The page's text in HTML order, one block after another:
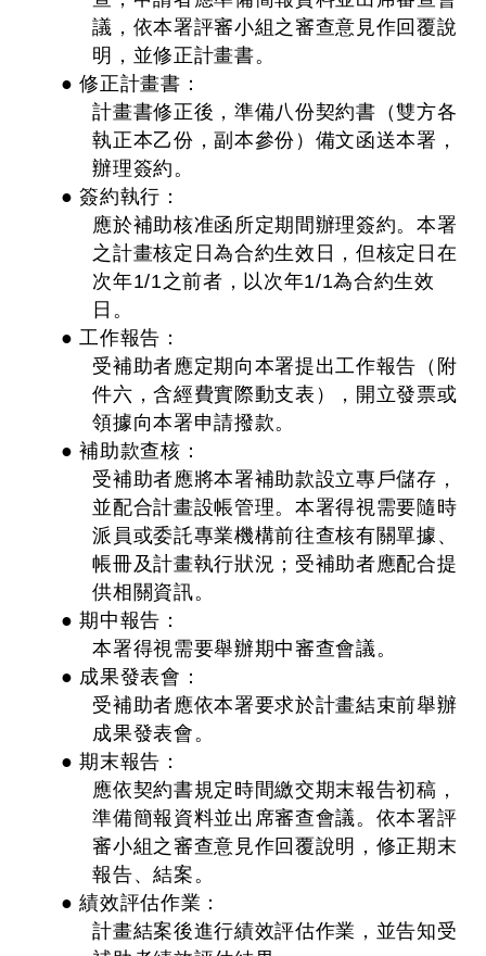
議，依本署評審小組之審查意見作回覆說
明，並修正計畫書。
● 修正計畫書：
計畫書修正後，準備八份契約書（雙方各
執正本乙份，副本參份）備文函送本署，
辦理簽約。
● 簽約執行：
應於補助核准函所定期間辦理簽約。本署
之計畫核定日為合約生效日，但核定日在
次年1/1之前者，以次年1/1為合約生效
日。
● 工作報告：
受補助者應定期向本署提出工作報告（附
件六，含經費實際動支表），開立發票或
領據向本署申請撥款。
● 補助款查核：
受補助者應將本署補助款設立專戶儲存，
並配合計畫設帳管理。本署得視需要隨時
派員或委託專業機構前往查核有關單據、
帳冊及計畫執行狀況；受補助者應配合提
供相關資訊。
● 期中報告：
本署得視需要舉辦期中審查會議。
● 成果發表會：
受補助者應依本署要求於計畫結束前舉辦
成果發表會。
● 期末報告：
應依契約書規定時間繳交期末報告初稿，
準備簡報資料並出席審查會議。依本署評
審小組之審查意見作回覆說明，修正期末
報告、結案。
● 績效評估作業：
計畫結案後進行績效評估作業，並告知受